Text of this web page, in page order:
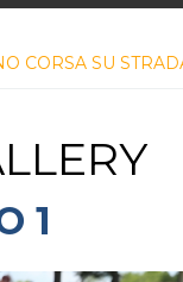
CORSA SU
1